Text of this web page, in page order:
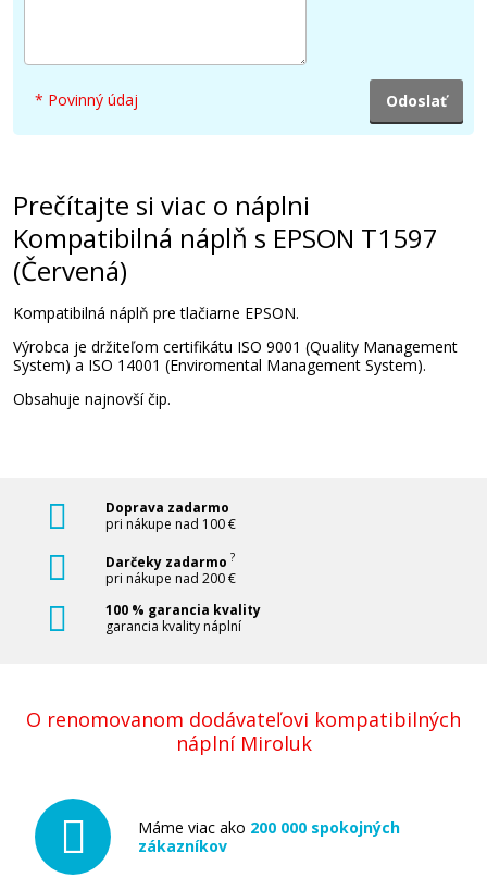
6,90 €
Kompatibilná náplň s EPSON T1594 (Žltá)
Pridať do košíka
Kompatibilná náplň s EPSON T1598
(Matne čierna)
6,90 €
* Povinný údaj
Prečítajte si viac o náplni
Kompatibilná náplň s EPSON T1597
(Červená)
Kompatibilná náplň pre tlačiarne EPSON.
Výrobca je držiteľom certifikátu ISO 9001 (Quality Management
System) a ISO 14001 (Enviromental Management System).
Obsahuje najnovší čip.
Doprava zadarmo
pri nákupe nad 100 €
Darčeky zadarmo ?
pri nákupe nad 200 €
100 % garancia kvality
garancia kvality náplní
O renomovanom dodávateľovi kompatibilných
náplní Miroluk
Máme viac ako 200 000 spokojných
zákazníkov